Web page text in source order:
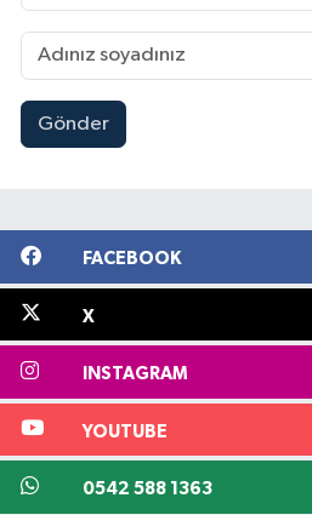
Gönder
FACEBOOK
X
INSTAGRAM
YOUTUBE
0542 588 1363